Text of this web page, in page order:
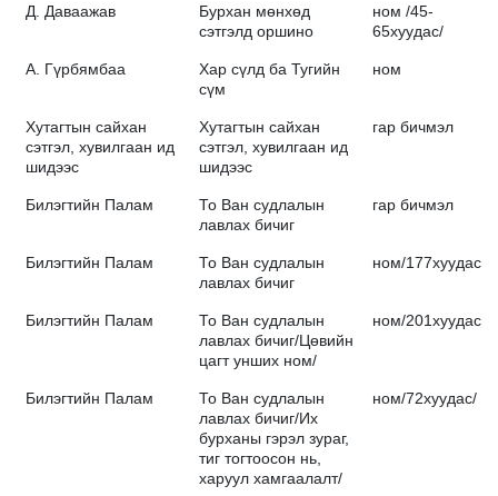
Д. Даваажав
Бурхан мөнхөд
сэтгэлд оршино
ном /45-
65хуудас/
А. Гүрбямбаа
Хар сүлд ба Тугийн
сүм
ном
Хутагтын сайхан
сэтгэл, хувилгаан ид
шидээс
Хутагтын сайхан
сэтгэл, хувилгаан ид
шидээс
гар бичмэл
Билэгтийн Палам
То Ван судлалын
лавлах бичиг
гар бичмэл
Билэгтийн Палам
То Ван судлалын
лавлах бичиг
ном/177хуудас/
Билэгтийн Палам
То Ван судлалын
лавлах бичиг/Цөвийн
цагт унших ном/
ном/201хуудас/
Билэгтийн Палам
То Ван судлалын
лавлах бичиг/Их
бурханы гэрэл зураг,
тиг тогтоосон нь,
харуул хамгаалалт/
ном/72хуудас/